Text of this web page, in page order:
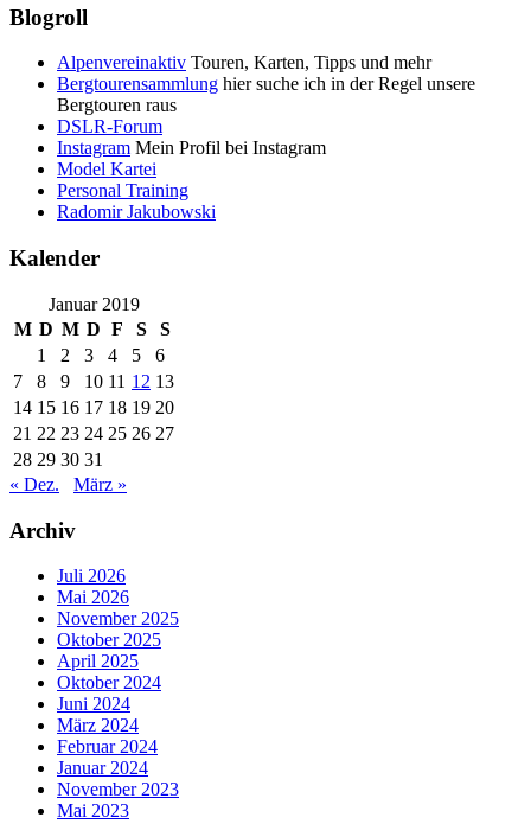
Blogroll
Alpenvereinaktiv Touren, Karten, Tipps und mehr
Bergtourensammlung hier suche ich in der Regel unsere
Bergtouren raus
DSLR-Forum
Instagram Mein Profil bei Instagram
Model Kartei
Personal Training
Radomir Jakubowski
Kalender
Januar 2019
M D M D F S
S
1
2 3 4 5
6
7
8 9 10 11 12 13
14 15 16 17 18 19 20
21 22 23 24 25 26 27
28 29 30 31
« Dez.
März »
Archiv
Juli 2026
Mai 2026
November 2025
Oktober 2025
April 2025
Oktober 2024
Juni 2024
März 2024
Februar 2024
Januar 2024
November 2023
Mai 2023